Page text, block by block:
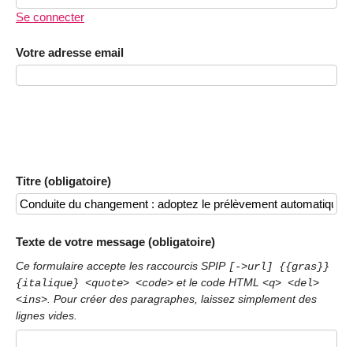
Se connecter
Votre adresse email
Titre (obligatoire)
Texte de votre message (obligatoire)
Ce formulaire accepte les raccourcis SPIP [->url] {{gras}}
{italique} <quote> <code> et le code HTML <q> <del>
<ins>. Pour créer des paragraphes, laissez simplement des
lignes vides.